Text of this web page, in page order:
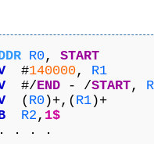
R0, START
  #
140000, R1
  #/
END - /START,
  (
R0)+,(R1)+
R2 , 1$
. . .